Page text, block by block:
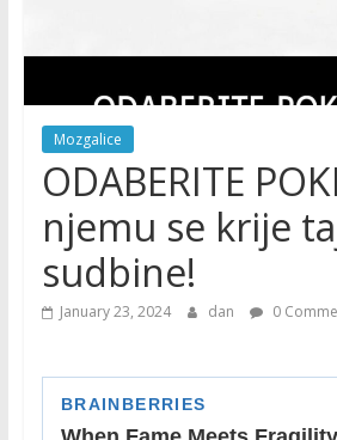
Mozgalice
ODABERITE
njemu se krije
sudbine!
January 23, 2024 dan 0